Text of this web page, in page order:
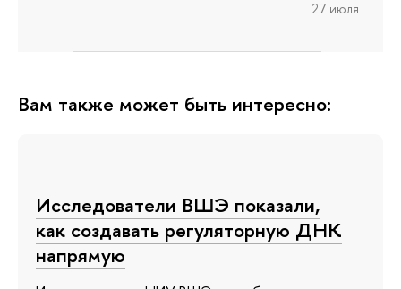
27 июля
Вам также может быть интересно:
Исследователи ВШЭ показали,
как создавать регуляторную ДНК
напрямую